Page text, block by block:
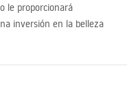
le proporcionará
inversión en la belleza